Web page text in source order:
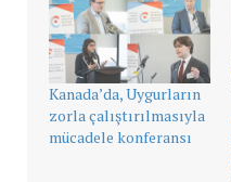
Kanada’da, Uygurların
zorla çalıştırılmasıyla
mücadele konferansı